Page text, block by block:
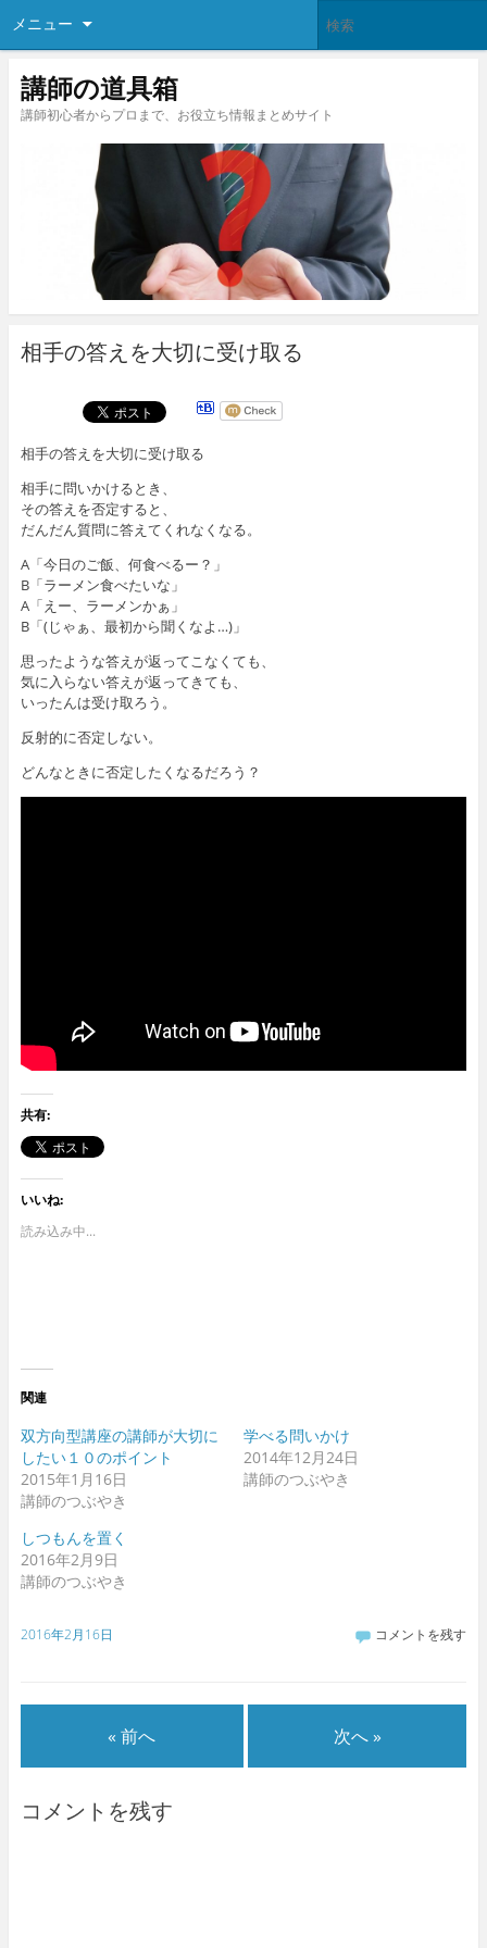
メニュー
講師の道具箱
講師初心者からプロまで、お役立ち情報まとめサイト
相手の答えを大切に受け取る
相手の答えを大切に受け取る
相手に問いかけるとき、
その答えを否定すると、
だんだん質問に答えてくれなくなる。
A「今日のご飯、何食べるー？」
B「ラーメン食べたいな」
A「えー、ラーメンかぁ」
B「(じゃぁ、最初から聞くなよ…)」
思ったような答えが返ってこなくても、
気に入らない答えが返ってきても、
いったんは受け取ろう。
反射的に否定しない。
どんなときに否定したくなるだろう？
共有:
いいね:
読み込み中...
関連
双方向型講座の講師が大切に
したい１０のポイント
2015年1月16日
講師のつぶやき
学べる問いかけ
2014年12月24日
講師のつぶやき
しつもんを置く
2016年2月9日
講師のつぶやき
2016年2月16日 コメントを残す
« 前へ 次へ »
コメントを残す